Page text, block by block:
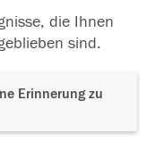
die Ihnen
sind.
Erinnerung zu